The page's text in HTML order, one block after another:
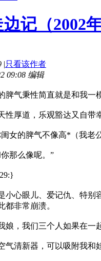
记（2002年
|只看该作者
09:08 编辑
脾气秉性简直就是和我一
性厚道，乐观豁达又自带
女的脾气不像高*（我老
那么像呢。”
小心眼儿、爱记仇、特
都非常崩溃。
娘，我们三个人如果在一
气清新器，可以吸附我和